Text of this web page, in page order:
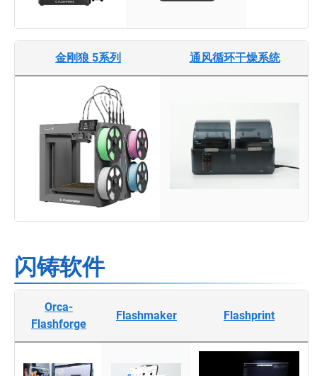
金刚狼 5系列 通风循环干燥系统
闪铸软件
Orca-
Flashforge
Flashmaker Flashprint